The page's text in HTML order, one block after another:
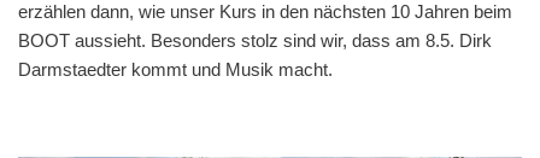
erzählen dann, wie unser Kurs in den nächsten 10 Jahren beim
BOOT aussieht. Besonders stolz sind wir, dass am 8.5. Dirk
Darmstaedter kommt und Musik macht.